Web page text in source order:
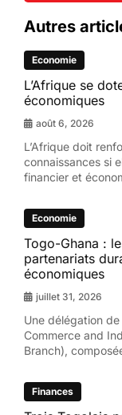
Autres
Economie
L’Afrique se
économiques
août 6, 2026
L’Afrique doit
connaissances si
financier et
Economie
Togo-Ghana :
partenariats
économiques
juillet 31, 2026
Une délégation
Commerce and
Branch),
Finances